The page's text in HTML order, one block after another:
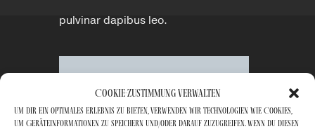
Cookie-Zustimmung verwalten
Um dir ein optimales Erlebnis zu bieten, verwenden wir Technologien wie Cookies,
um Geräteinformationen zu speichern und/oder darauf zuzugreifen. Wenn du diesen
pulvinar dapibus leo.